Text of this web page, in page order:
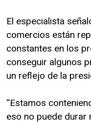
El especialista
comercios están
constantes en los
conseguir algunos
un reflejo de la
“Estamos
eso no puede durar